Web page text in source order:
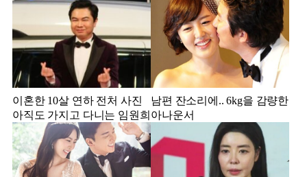
이혼한 10살 연하 전처 사진
아직도 가지고 다니는 임원희
남편 잔소리에.. 6kg을 감량한
아나운서